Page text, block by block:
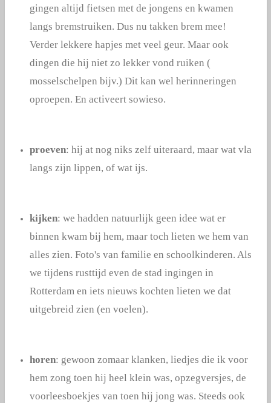
gingen altijd fietsen met de jongens en kwamen
langs bremstruiken. Dus nu takken brem mee!
Verder lekkere hapjes met veel geur. Maar ook
dingen die hij niet zo lekker vond ruiken (
mosselschelpen bijv.) Dit kan wel herinneringen
oproepen. En activeert sowieso.
proeven: hij at nog niks zelf uiteraard, maar wat vla
langs zijn lippen, of wat ijs.
kijken: we hadden natuurlijk geen idee wat er
binnen kwam bij hem, maar toch lieten we hem van
alles zien. Foto's van familie en schoolkinderen. Als
we tijdens rusttijd even de stad ingingen in
Rotterdam en iets nieuws kochten lieten we dat
uitgebreid zien (en voelen).
horen: gewoon zomaar klanken, liedjes die ik voor
hem zong toen hij heel klein was, opzegversjes, de
voorleesboekjes van toen hij jong was. Steeds ook